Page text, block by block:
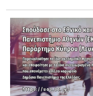
Τμήματος
Διοίκησης
του 2026, ο
Πολιτικών Επιστημών,
Πρόεδρος του